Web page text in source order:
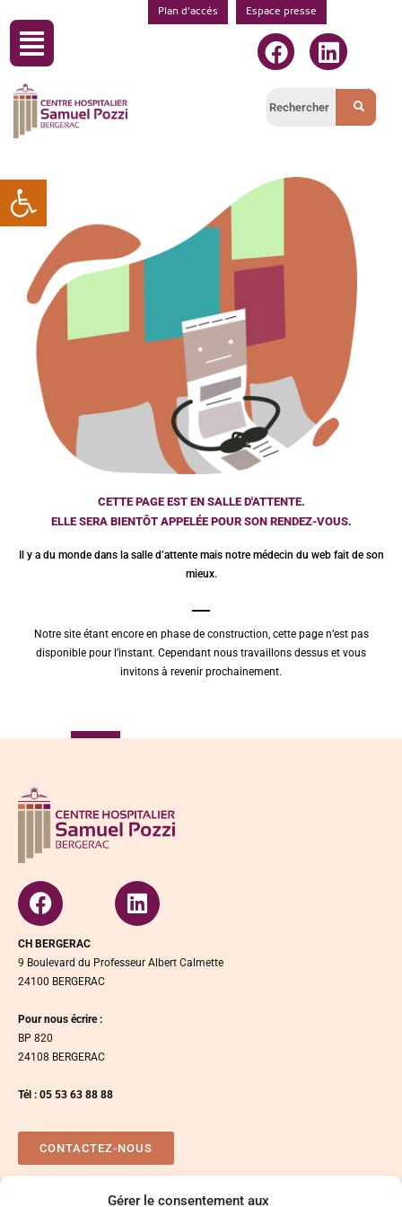
Ouvrir la barre d’outils
Gérer le consentement aux
Plan d’accés Espace presse
CETTE PAGE EST EN SALLE D'ATTENTE.
ELLE SERA BIENTÔT APPELÉE POUR SON RENDEZ-VOUS.
Il y a du monde dans la salle d’attente mais notre médecin du web fait de son
mieux.
Notre site étant encore en phase de construction, cette page n’est pas
disponible pour l’instant. Cependant nous travaillons dessus et vous
invitons à revenir prochainement.
CH BERGERAC
9 Boulevard du Professeur Albert Calmette
24100 BERGERAC
Pour nous écrire :
BP 820
24108 BERGERAC
Tél : 05 53 63 88 88
CONTACTEZ-NOUS